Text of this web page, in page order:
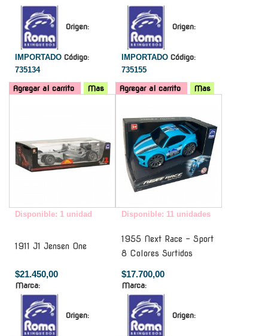
Origen:
IMPORTADO Código:
735134
Agregar al carrito Mas
Origen:
IMPORTADO Código:
735155
Agregar al carrito
Mas
Disponible: 1 unidad
1911 J1 Jensen One
$21.450,00
Marca:
Origen:
Disponible: 11 unidades
1955 Next Race - Sport
8 Colores Surtidos
$17.700,00
Marca:
Origen: